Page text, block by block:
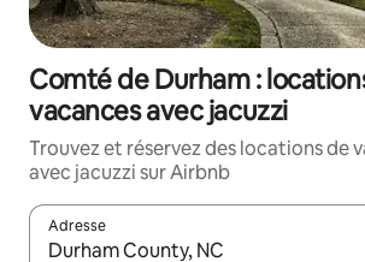
Comté de Durham :
vacances avec jacuzzi
Trouvez et réservez des locations de
avec jacuzzi sur Airbnb
Adresse
Lorsque les résultats s'affichent, utilisez